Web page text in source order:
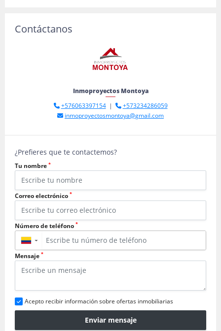
Contáctanos
Inmoproyectos Montoya
+576063397154|
+573234286059
inmoproyectosmontoya@gmail.com
¿Prefieres que te contactemos?
Tu nombre *
Correo electrónico *
Número de teléfono *
▼
Mensaje *
Acepto recibir información sobre ofertas inmobiliarias
Enviar mensaje